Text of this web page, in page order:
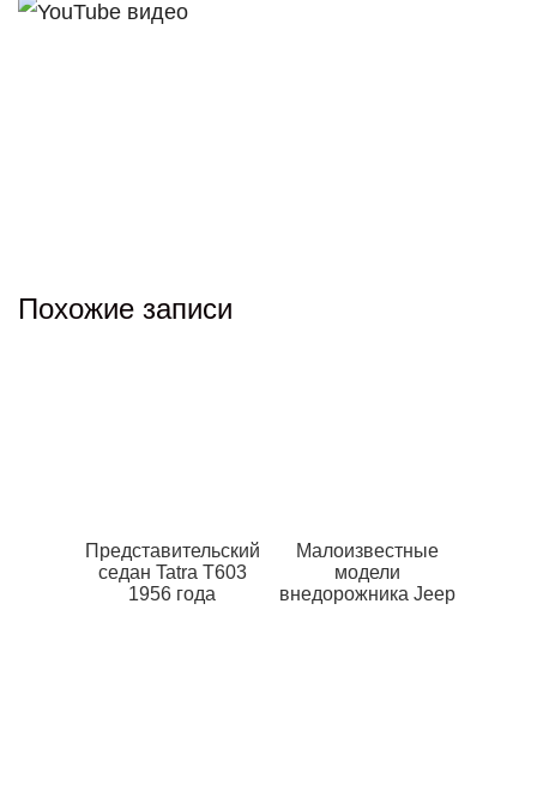
Похожие записи
Представительский
седан Tatra T603
1956 года
Малоизвестные
модели
внедорожника Jeep